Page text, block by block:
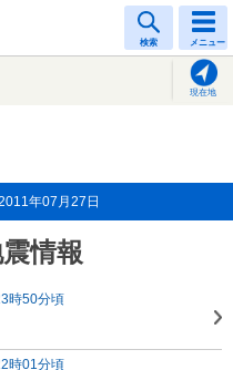
検索 メニュー
現在地
年07月27日
情報
時50分頃
時01分頃